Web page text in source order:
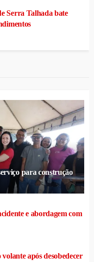
Serra Talhada bate
para construção
e abordagem com
após desobedecer